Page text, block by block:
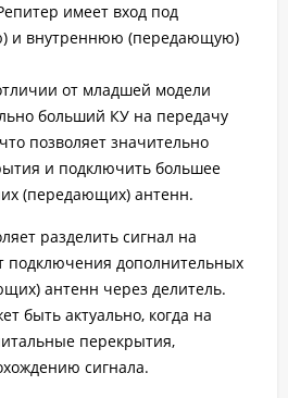
имеет вход под
и внутреннюю (передающую)
от младшей модели
больший КУ на передачу
позволяет значительно
и подключить большее
(передающих) антенн.
разделить сигнал на
подключения дополнительных
антенн через делитель.
быть актуально, когда на
перекрытия,
сигнала.